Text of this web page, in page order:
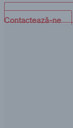
Contactează-ne